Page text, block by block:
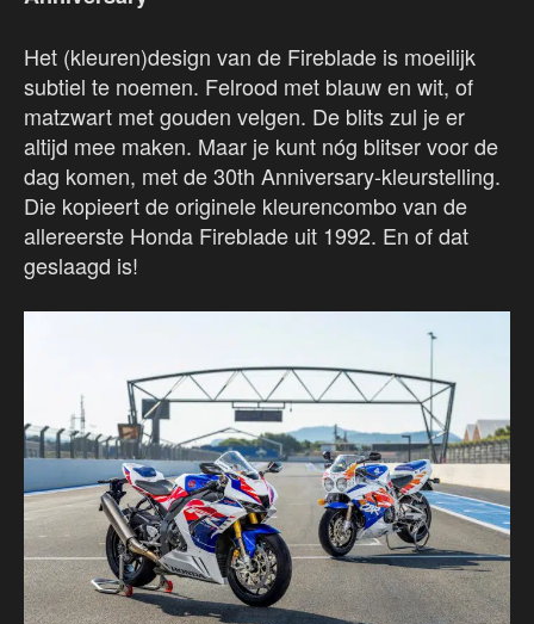
Het (kleuren)design van de Fireblade is moeilijk
subtiel te noemen. Felrood met blauw en wit, of
matzwart met gouden velgen. De blits zul je er
altijd mee maken. Maar je kunt nóg blitser voor de
dag komen, met de 30th Anniversary-kleurstelling.
Die kopieert de originele kleurencombo van de
allereerste Honda Fireblade uit 1992. En of dat
geslaagd is!